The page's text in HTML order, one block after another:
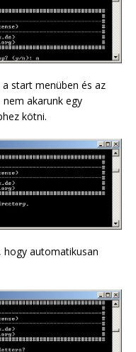
start menüben és az
nem akarunk egy
kötni.
hogy automatikusan